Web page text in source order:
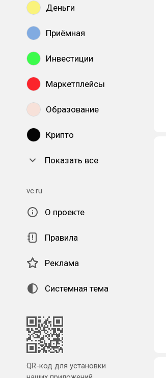
Деньги
Приёмная
Инвестиции
Маркетплейсы
Образование
Крипто
Показать все
vc.ru
О проекте
Правила
Реклама
Системная тема
QR-код для установки